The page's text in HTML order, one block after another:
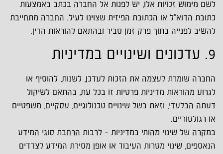
לשם מימוש זכויות אלו, יש לפנות אל החברה בכתב באמצעות
כתובת הדוא"ל או הכתובת הפיזית שצוינו לעיל. החברה מתחייבת
להשיב לפנייה בתוך פרק זמן סביר ובהתאם להוראות הדין.
9. עדכונים ושינויים במדיניות
החברה שומרת לעצמה את הזכות לעדכן, לשנות, להוסיף או
לגרוע מהוראות מדיניות פרטיות זו בכל עת, בהתאם לשיקול
דעתה הבלעדי, וזאת בשל שינויים טכנולוגיים, עסקיים, משפטיים
או רגולטוריים.
במקרה של שינוי מהותי במדיניות – לרבות הרחבת סוגי המידע
הנאספים, שינוי מטרות העיבוד או אופן מסירת המידע לצדדים